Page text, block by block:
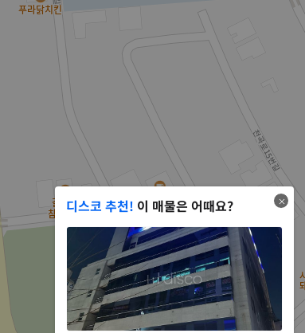
디스코 추천! 이 매물은 어때요?